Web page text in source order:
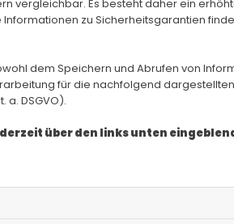
hängt ab von:
und -dauer
und Luftfeuchtigkeit
pro Kilogramm
vergleichbar. Es besteht daher ein
zu Sicherheitsgarantien
dem Speichern und Abrufen von
für die nachfolgend
a. DSGVO).
über den links unten